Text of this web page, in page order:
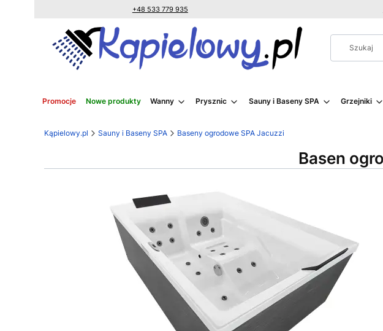
+48 533 779 935
Promocje Nowe produkty Wanny Prysznic Sauny i Baseny SPA Grzejniki
Kąpielowy.pl Sauny i Baseny SPA Baseny ogrodowe SPA Jacuzzi
Basen